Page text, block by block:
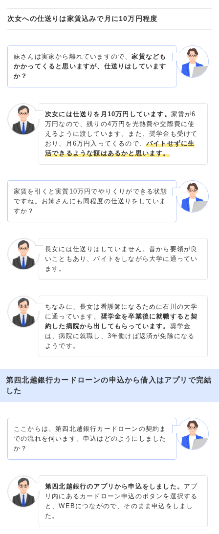
次女への仕送りは家賃込みで月に10万円程度
妹さんは実家から離れていますので、家賃なども
かかってくると思いますが、仕送りはしています
か？
次女には仕送りを月10万円しています。 家賃が6
万円なので、残りの4万円を光熱費や交際費に使
えるように渡しています。また、奨学金も受けて
おり、月6万円入ってくるので、 バイトせずに生
活できるような額はあるかと思います。
家賃を引くと実質10万円でやりくりができる状態
ですね。お姉さんにも同程度の仕送りをしていま
すか？
長女には仕送りはしていません。昔から要領が良
いこともあり、バイトをしながら大学に通ってい
ます。
ちなみに、長女は看護師になるために石川の大学
に通っています。 奨学金を卒業後に就職すると契
約した病院から出してもらっています。 奨学金
は、病院に就職し、3年働けば返済が免除になる
ようです。
第四北越銀行カードローンの申込から借入はアプリで完結
した
ここからは、第四北越銀行カードローンの契約ま
での流れを伺います。申込はどのようにしました
か？
第四北越銀行のアプリから申込をしました。 アプ
リ内にあるカードローン申込のボタンを選択する
と、WEBにつながので、そのまま申込をしまし
た。